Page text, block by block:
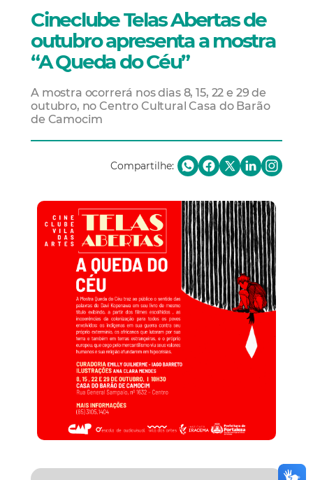
Cineclube Telas Abertas de
outubro apresenta a mostra
“A Queda do Céu”
A mostra ocorrerá nos dias 8, 15, 22 e 29 de
outubro, no Centro Cultural Casa do Barão
de Camocim
Compartilhe: